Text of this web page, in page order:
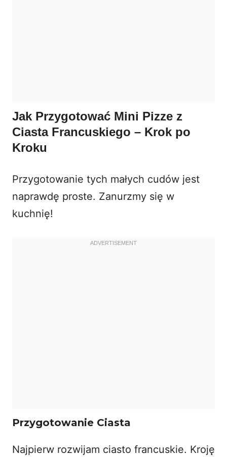
Jak Przygotować Mini Pizze z
Ciasta Francuskiego – Krok po
Kroku
Przygotowanie tych małych cudów jest
naprawdę proste. Zanurzmy się w
kuchnię!
Przygotowanie Ciasta
Najpierw rozwijam ciasto francuskie. Kroję